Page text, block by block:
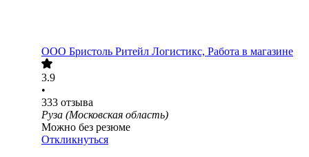
ООО Бристоль Ритейл Логистикс, Работа в магазине
3.9
•
333 отзыва
Руза (Московская область)
Можно без резюме
Откликнуться